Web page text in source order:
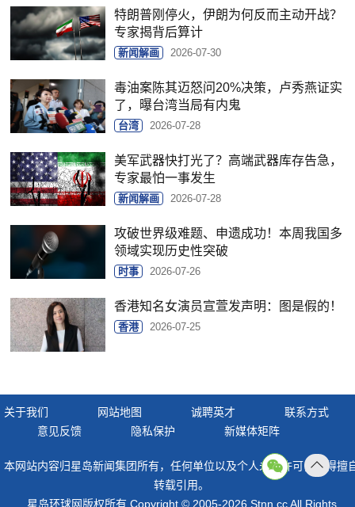
特朗普刚停火，伊朗为何反而主动开战？
专家揭背后算计
新闻解画 2026-07-30
毒油案陈其迈怒问20%决策，卢秀燕证实
了，曝台湾当局有内鬼
台湾 2026-07-28
美军武器快打光了？高端武器库存告急，
专家最怕一事发生
新闻解画 2026-07-28
攻破世界级难题、申遗成功！本周我国多
领域实现历史性突破
时事 2026-07-26
香港知名女演员宣萱发声明：图是假的！
香港 2026-07-25
关于我们 网站地图 诚聘英才
联系方式
意见反馈
隐私保护 新媒体矩阵
本网站内容归星岛新闻集团所有，任何单位以及个人未经许可，不得擅
转载引用。
星岛环球网版权所有 Copyright © 2005-2026 Stnn.cc All Rights
顶部